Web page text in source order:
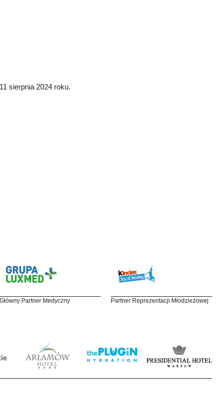
sierpnia 2024 roku.
Główny Partner Medyczny Partner Reprezentacji Młodzieżowej